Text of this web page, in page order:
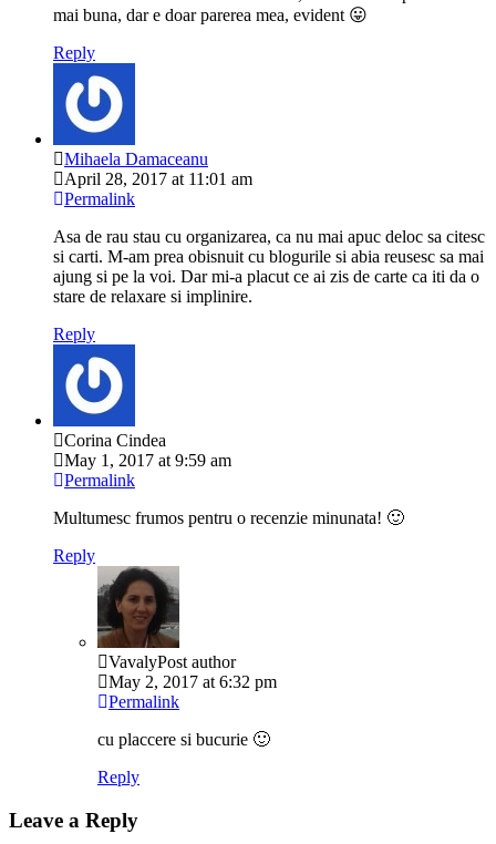
mai buna, dar e doar parerea mea, evident 😛
Reply
Mihaela Damaceanu
April 28, 2017 at 11:01 am
Permalink
Asa de rau stau cu organizarea, ca nu mai apuc deloc sa citesc
si carti. M-am prea obisnuit cu blogurile si abia reusesc sa mai
ajung si pe la voi. Dar mi-a placut ce ai zis de carte ca iti da o
stare de relaxare si implinire.
Reply
Corina Cindea
May 1, 2017 at 9:59 am
Permalink
Multumesc frumos pentru o recenzie minunata! 🙂
Reply
VavalyPost author
May 2, 2017 at 6:32 pm
Permalink
cu placcere si bucurie 🙂
Reply
Leave a Reply